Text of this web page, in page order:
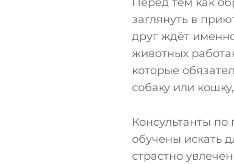
заглянуть в
друг ждёт
животных
которые
собаку или
Консультанты
обучены искать
страстно